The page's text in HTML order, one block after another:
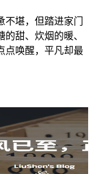
堪，但踏进家门
甜、炊烟的暖、
点唤醒，平凡却最